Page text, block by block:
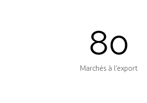
Marchés à l’export
80